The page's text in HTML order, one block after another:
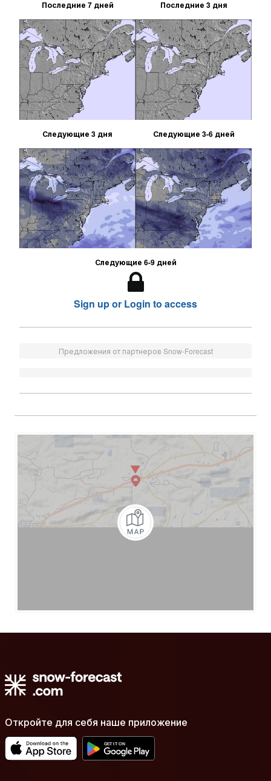
Последние 7 дней Последние 3 дня
Следующие 3 дня Следующие 3-6 дней
Следующие 6-9 дней
Sign up or Login to access
Предложения от партнеров Snow-Forecast
Откройте для себя наше приложение